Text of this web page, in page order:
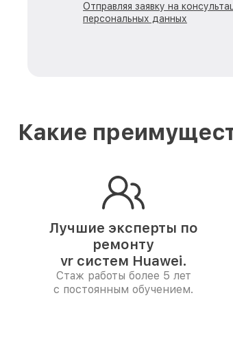
Отправляя заявку на
персональных данных
Какие
Лучшие эксперты по
ремонту
vr систем Huawei.
Стаж работы более 5 лет
с постоянным обучением.